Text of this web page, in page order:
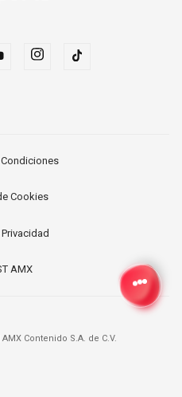
Cookies
AMX
AMX Contenido S.A. de C.V.